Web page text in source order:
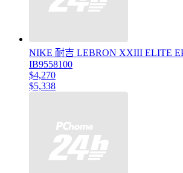
NIKE 耐吉 LEBRON XXIII ELITE
IB9558100
$4,270
$5,338